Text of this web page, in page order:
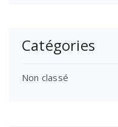
Catégories
Non classé